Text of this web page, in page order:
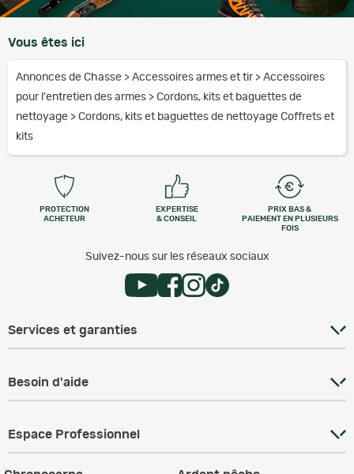
Vous êtes ici
Annonces de Chasse > Accessoires armes et tir > Accessoires
pour l'entretien des armes > Cordons, kits et baguettes de
nettoyage > Cordons, kits et baguettes de nettoyage Coffrets et
kits
PROTECTION
ACHETEUR
EXPERTISE
& CONSEIL
PRIX BAS &
PAIEMENT EN PLUSIEURS
FOIS
Suivez-nous sur les réseaux sociaux
Services et garanties
Besoin d'aide
Espace Professionnel